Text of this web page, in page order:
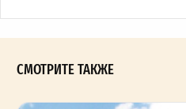
СМОТРИТЕ ТАКЖЕ